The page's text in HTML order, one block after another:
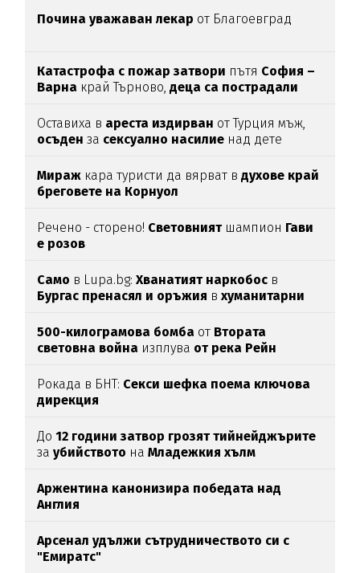
Почина уважаван лекар от Благоевград
Катастрофа с пожар затвори пътя София –
Варна край Търново,деца са пострадали
Оставиха в ареста издирван от Турция мъж,
осъден за сексуално насилие над дете
Мираж кара туристи да вярват вдухове край
бреговете на Корнуол
Речено - сторено! Световният шампион Гави
е розов
Само в Lupa.bg:Хванатият наркобос в
Бургас пренасял и оръжия вхуманитарни
500-килограмова бомба от Втората
световна война изплува от река Рейн
Рокада в БНТ: Секси шефка поема ключова
дирекция
До12 години затвор грозят тийнейджърите
заубийството наМладежкия хълм
Аржентина канонизира победата над
Англия
Арсенал удължи сътрудничеството си с
"Емиратс"